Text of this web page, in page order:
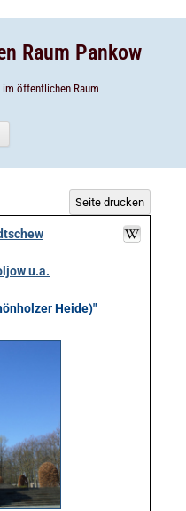
Raum Pankow
öffentlichen Raum
Seite drucken
u.a.
Heide)"